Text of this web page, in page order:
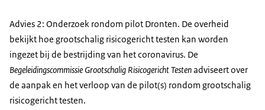
Advies 2: Onderzoek rondom pilot Dronten. De overheid
bekijkt hoe grootschalig risicogericht testen kan worden
ingezet bij de bestrijding van het coronavirus. De
Begeleidingscommissie Grootschalig Risicogericht Testenadviseert over
de aanpak en het verloop van de pilot(s) rondom grootschalig
risicogericht testen.